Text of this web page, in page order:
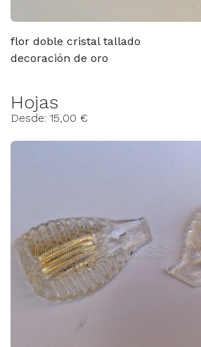
flor doble cristal tallado
decoración de oro
Hojas
Desde: 15,00 €